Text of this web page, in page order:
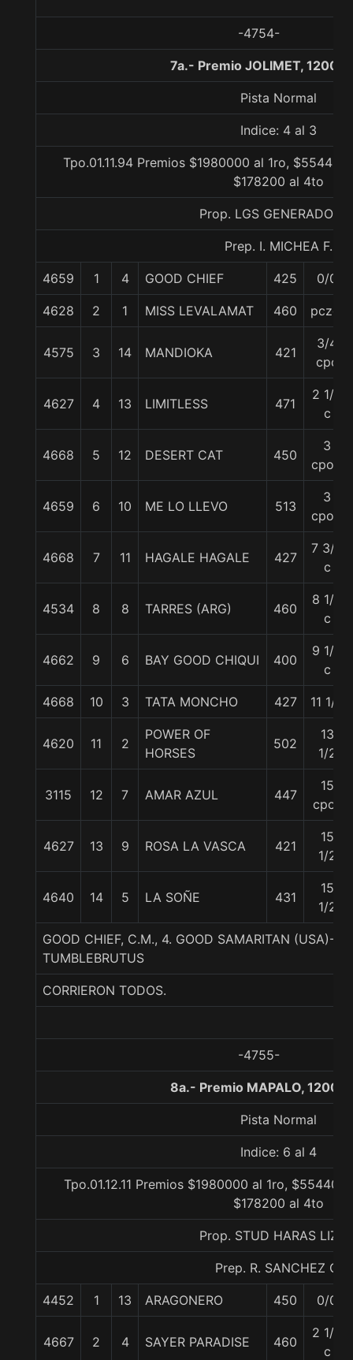
-4754-
7a.- Premio JOLIMET, 1200
Pista Normal
Indice: 4 al 3
Tpo.01.11.94 Premios $1980000 al 1ro,
$178200 al 4to
Prop. LGS
Prep. I. MICHEA F.
4659 1 4 GOOD CHIEF 425 0/0
4628 2 1 MISS LEVALAMAT 460 pczo.
4575 3 14 MANDIOKA 421
3/4
cpo
4627 4 13 LIMITLESS 471
2 1/2
c
4668 5 12 DESERT CAT 450
3
cpos.
4659 6 10 ME LO LLEVO 513
3
cpos.
4668 7 11 HAGALE HAGALE 427
7 3/4
c
4534 8 8 TARRES (ARG) 460
8 1/4
c
4662 9 6 BAY GOOD CHIQUI 400
9 1/4
c
4668 10 3 TATA MONCHO 427 11 1/4
4620 11 2
POWER OF
HORSES
502
13
1/2
3115 12 7 AMAR AZUL 447
15
cpos
4627 13 9 ROSA LA VASCA 421
15
1/2
4640 14 5 LA SOÑE 431
15
1/2
GOOD CHIEF, C.M., 4. GOOD SAMARITAN (USA)-
TUMBLEBRUTUS
CORRIERON TODOS.
-4755-
8a.- Premio MAPALO, 1200
Pista Normal
Indice: 6 al 4
Tpo.01.12.11 Premios $1980000 al 1ro,
$178200 al 4to
Prop. STUD HARAS
Prep. R. SANCHEZ Q.
4452 1 13 ARAGONERO 450 0/0
4667 2 4 SAYER PARADISE 460
2 1/4
c